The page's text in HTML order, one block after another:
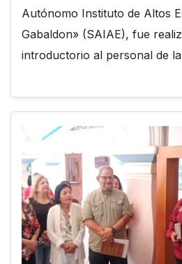
Autónomo Instituto de Altos
Gabaldon» (SAIAE), fue
introductorio al personal de